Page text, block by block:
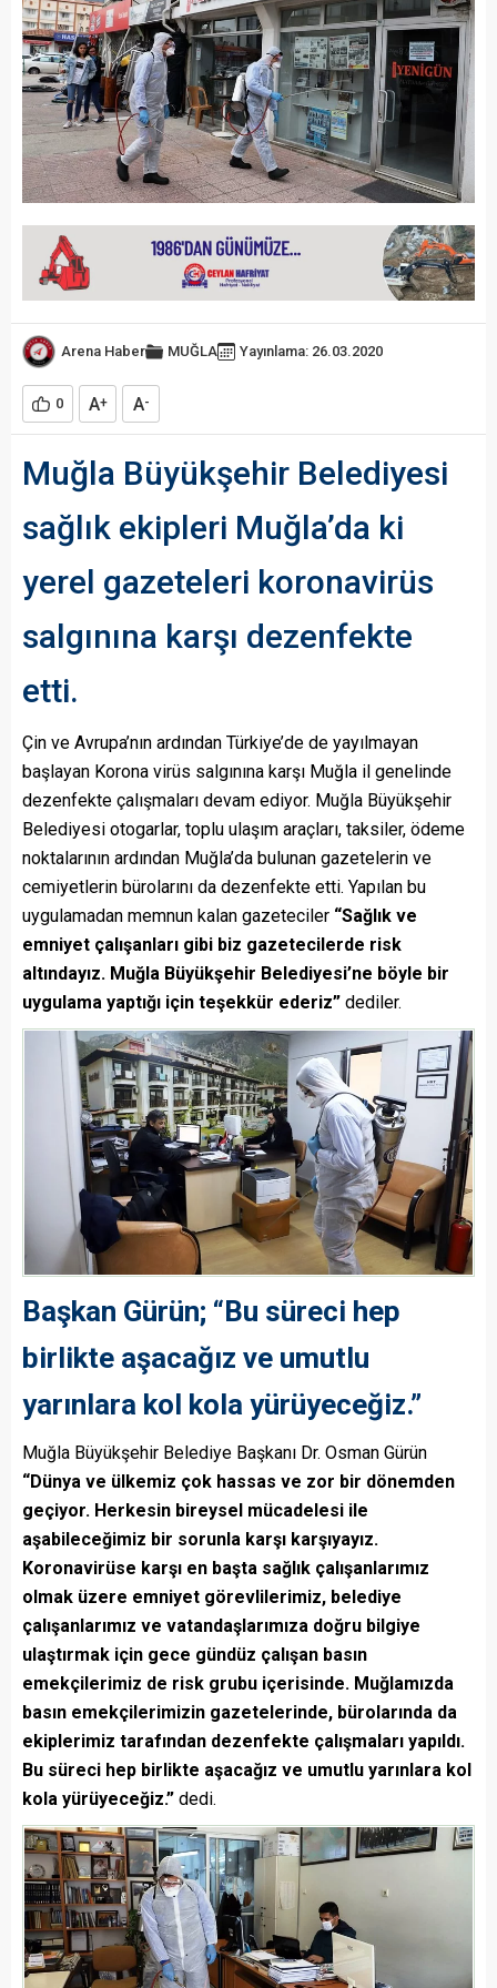
Arena Haber MUĞLA Yayınlama: 26.03.2020
0 A+ A-
Muğla Büyükşehir Belediyesi
sağlık ekipleri Muğla’da ki
yerel gazeteleri koronavirüs
salgınına karşı dezenfekte
etti.
Çin ve Avrupa’nın ardından Türkiye’de de yayılmayan
başlayan Korona virüs salgınına karşı Muğla il genelinde
dezenfekte çalışmaları devam ediyor. Muğla Büyükşehir
Belediyesi otogarlar, toplu ulaşım araçları, taksiler, ödeme
noktalarının ardından Muğla’da bulunan gazetelerin ve
cemiyetlerin bürolarını da dezenfekte etti. Yapılan bu
uygulamadan memnun kalan gazeteciler “Sağlık ve
emniyet çalışanları gibi biz gazetecilerde risk
altındayız. Muğla Büyükşehir Belediyesi’ne böyle bir
uygulama yaptığı için teşekkür ederiz” dediler.
Başkan Gürün; “Bu süreci hep
birlikte aşacağız ve umutlu
yarınlara kol kola yürüyeceğiz.”
Muğla Büyükşehir Belediye Başkanı Dr. Osman Gürün
“Dünya ve ülkemiz çok hassas ve zor bir dönemden
geçiyor. Herkesin bireysel mücadelesi ile
aşabileceğimiz bir sorunla karşı karşıyayız.
Koronavirüse karşı en başta sağlık çalışanlarımız
olmak üzere emniyet görevlilerimiz, belediye
çalışanlarımız ve vatandaşlarımıza doğru bilgiye
ulaştırmak için gece gündüz çalışan basın
emekçilerimiz de risk grubu içerisinde. Muğlamızda
basın emekçilerimizin gazetelerinde, bürolarında da
ekiplerimiz tarafından dezenfekte çalışmaları yapıldı.
Bu süreci hep birlikte aşacağız ve umutlu yarınlara kol
kola yürüyeceğiz.” dedi.